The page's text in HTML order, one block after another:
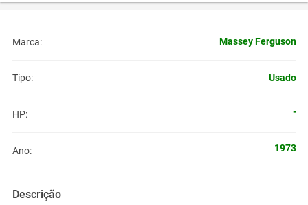
Marca: Massey Ferguson
Tipo: Usado
HP: -
Ano: 1973
Descrição